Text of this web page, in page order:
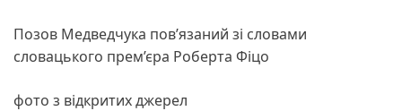
Позов Медведчука пов’язаний зі словами
словацького прем’єра Роберта Фіцо
фото з відкритих джерел